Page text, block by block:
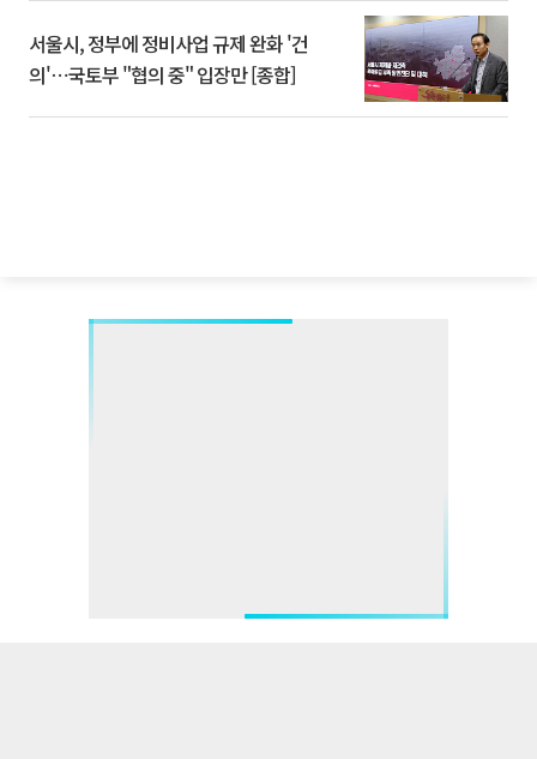
서울시, 정부에 정비사업 규제 완화 '건
의'⋯국토부 "협의 중" 입장만 [종합]